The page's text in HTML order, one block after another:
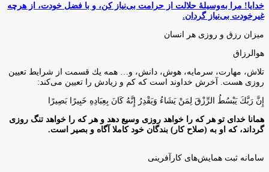
خدایا! مرا به‌وسیلۀ حلالت از حرامت بی‌نیاز کن، و با فضل خودت، از هرچه
غیرخودت بی‌نیاز گردان.
میزان رزق و روزی هر انسان
هوالرزاق
تلاش، مهارت، سرمايه، هوش، دانش، و… همه يك قسمت از شرايط تعيين
روزى هست. آخرش خداوند است كه كم و زيادش را تعيين مى‌كند:
إِنَّ رَبَّكَ يَبْسُطُ الرِّزْقَ لِمَنْ يَشَاءُ وَيَقْدِرُ إِنَّهُ كَانَ بِعِبَادِهِ خَبِيرًا بَصِيرًا
همانا خدای تو هر که را خواهد روزی وسیع دهد و هر که را خواهد تنگ روزی
گرداند، که او به (صلاح کار) بندگان خود کاملا آگاه و بصیر است.
سامانه ثبت همایش‌های کارآفرینی